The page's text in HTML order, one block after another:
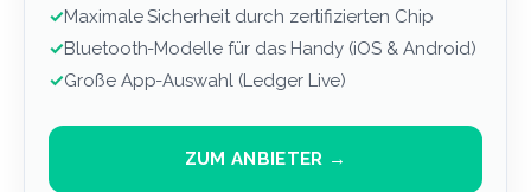
✓Maximale Sicherheit durch zertifizierten Chip
✓Bluetooth-Modelle für das Handy (iOS & Android)
✓Große App-Auswahl (Ledger Live)
ZUM ANBIETER →